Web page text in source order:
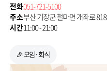
전화051-721-5100
주소부산 기장군 철마면 개좌로 818
시간11:00 - 21:00
🎉 모임·회식